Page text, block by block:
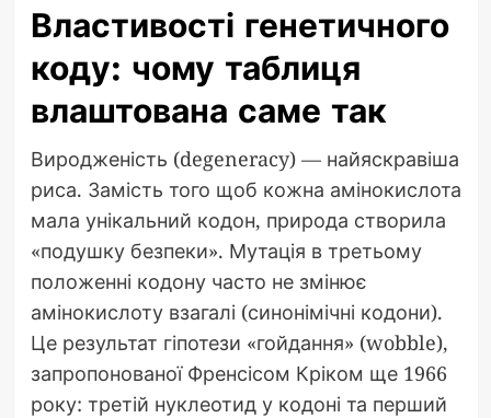
Властивості генетичного
коду: чому таблиця
влаштована саме так
Виродженість (degeneracy) — найяскравіша
риса. Замість того щоб кожна амінокислота
мала унікальний кодон, природа створила
«подушку безпеки». Мутація в третьому
положенні кодону часто не змінює
амінокислоту взагалі (синонімічні кодони).
Це результат гіпотези «гойдання» (wobble),
запропонованої Френсісом Кріком ще 1966
року: третій нуклеотид у кодоні та перший